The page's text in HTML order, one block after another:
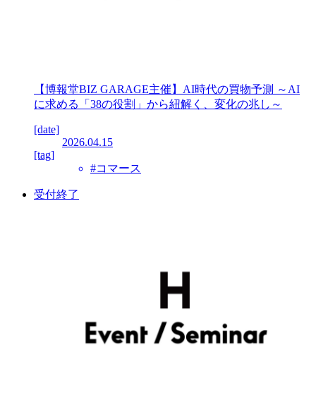
【博報堂BIZ GARAGE主催】AI時代の買物予測 ～AI
に求める「38の役割」から紐解く、変化の兆し～
[date]
2026.04.15
[tag]
#コマース
受付終了